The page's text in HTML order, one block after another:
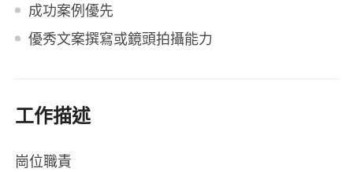
成功案例優先
優秀文案撰寫或鏡頭拍攝能力
工作描述
崗位職責